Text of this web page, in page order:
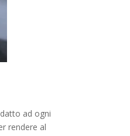
ad ogni
rendere al